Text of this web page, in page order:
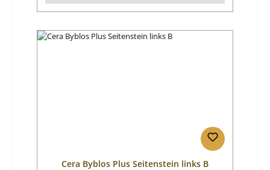
Cera Byblos Plus Seitenstein links B